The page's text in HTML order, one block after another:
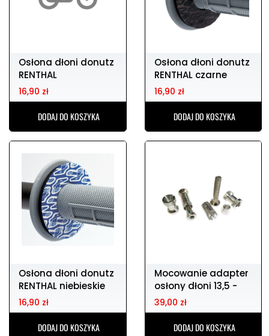
Osłona dłoni donutz
RENTHAL
biało/pomarańczowe
16,90 zł
DODAJ DO KOSZYKA
Osłona dłoni donutz
RENTHAL czarne
16,90 zł
DODAJ DO KOSZYKA
Osłona dłoni donutz
RENTHAL niebieskie
16,90 zł
DODAJ DO KOSZYKA
Mocowanie adapter
osłony dłoni 13,5 -
19,0 mm
39,00 zł
DODAJ DO KOSZYKA